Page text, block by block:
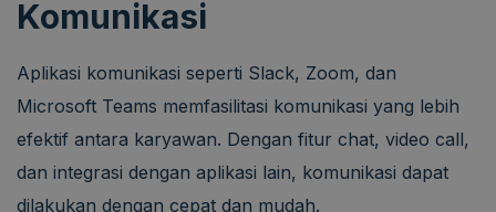
Komunikasi
Aplikasi komunikasi seperti Slack, Zoom, dan
Microsoft Teams memfasilitasi komunikasi yang lebih
efektif antara karyawan. Dengan fitur chat, video call,
dan integrasi dengan aplikasi lain, komunikasi dapat
dilakukan dengan cepat dan mudah.